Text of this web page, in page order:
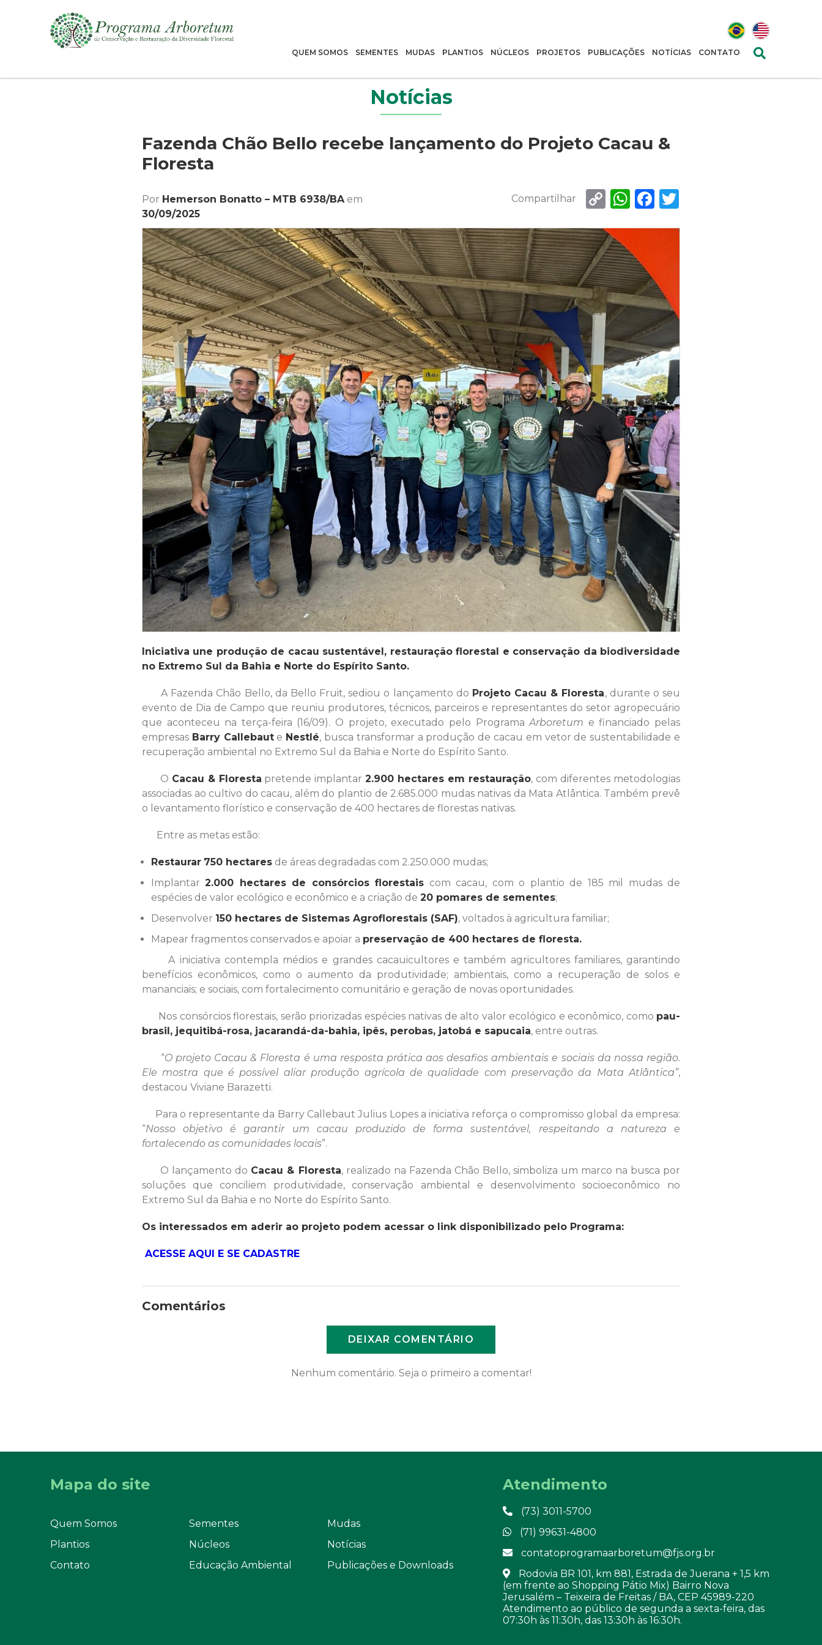
QUEM SOMOS SEMENTES MUDAS PLANTIOS NÚCLEOS PROJETOS PUBLICAÇÕES NOTÍCIAS CONTATO
Notícias
Fazenda Chão Bello recebe lançamento do Projeto Cacau &
Floresta
Por Hemerson Bonatto – MTB 6938/BAem
30/09/2025
Compartilhar
Copy
Link
WhatsAppFacebook
Iniciativa une produção de cacau sustentável, restauração florestal e conservação da biodiversidade
no Extremo Sul da Bahia e Norte do Espírito Santo.
A Fazenda Chão Bello, da Bello Fruit, sediou o lançamento do Projeto Cacau & Floresta, durante o seu
evento de Dia de Campo que reuniu produtores, técnicos, parceiros e representantes do setor agropecuário
que aconteceu na terça-feira (16/09). O projeto, executado pelo ProgramaArboretum e financiado pelas
empresas Barry Callebaute Nestlé, busca transformar a produção de cacau em vetor de sustentabilidade e
recuperação ambiental no Extremo Sul da Bahia e Norte do Espírito Santo.
O Cacau & Floresta pretende implantar2.900 hectares em restauração, com diferentes metodologias
associadas ao cultivo do cacau, além do plantio de 2.685.000 mudas nativas da Mata Atlântica. Também prevê
o levantamento florístico e conservação de 400 hectares de florestas nativas.
Entre as metas estão:
Restaurar 750 hectares de áreas degradadas com 2.250.000 mudas;
Implantar2.000 hectares de consórcios florestais com cacau, com o plantio de 185 mil mudas de
espécies de valor ecológico e econômico e a criação de 20 pomares de sementes;
Desenvolver 150 hectares de Sistemas Agroflorestais (SAF), voltados à agricultura familiar;
Mapear fragmentos conservados e apoiar a preservação de 400 hectares de floresta.
A iniciativa contempla médios e grandes cacauicultores e também agricultores familiares, garantindo
benefícios econômicos, como o aumento da produtividade; ambientais, como a recuperação de solos e
mananciais; e sociais, com fortalecimento comunitário e geração de novas oportunidades.
Nos consórcios florestais, serão priorizadas espécies nativas de alto valor ecológico e econômico, como pau-
brasil, jequitibá-rosa, jacarandá-da-bahia, ipês, perobas, jatobá e sapucaia, entre outras.
“O projeto Cacau & Floresta é uma resposta prática aos desafios ambientais e sociais da nossa região.
Ele mostra que é possível aliar produção agrícola de qualidade com preservação da Mata Atlântica”,
destacou Viviane Barazetti.
Para o representante da Barry Callebaut Julius Lopes a iniciativa reforça o compromisso global da empresa:
“Nosso objetivo é garantir um cacau produzido de forma sustentável, respeitando a natureza e
fortalecendo as comunidades locais”.
O lançamento do Cacau & Floresta, realizado na Fazenda Chão Bello, simboliza um marco na busca por
soluções que conciliem produtividade, conservação ambiental e desenvolvimento socioeconômico no
Extremo Sul da Bahia e no Norte do Espírito Santo.
Os interessados em aderir ao projeto podem acessar o link disponibilizado pelo Programa:
ACESSE AQUI E SE CADASTRE
Comentários
DEIXAR COMENTÁRIO
Nenhum comentário. Seja o primeiro a comentar!
Mapa do site
Quem Somos Sementes
Mudas
Plantios
Núcleos
Notícias
Contato
Educação Ambiental Publicações e Downloads
Atendimento
(73) 3011-5700
(71) 99631-4800
contatoprogramaarboretum@fjs.org.br
Rodovia BR 101, km 881, Estrada de Juerana + 1,5 km
(em frente ao Shopping Pátio Mix) Bairro Nova
Jerusalém – Teixeira de Freitas / BA, CEP 45989-220
Atendimento ao público de segunda a sexta-feira, das
07:30h às 11:30h, das 13:30h às 16:30h.